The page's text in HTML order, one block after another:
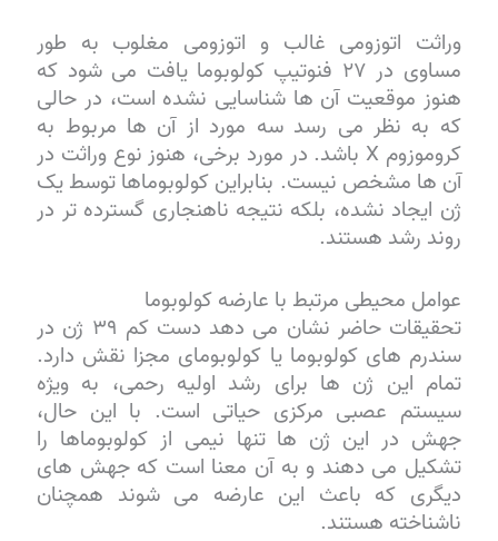
وراثت اتوزومی غالب و اتوزومی مغلوب به طور
مساوی در ۲۷ فنوتیپ کولوبوما یافت می شود که
هنوز موقعیت آن ها شناسایی نشده است، در حالی
که به نظر می رسد سه مورد از آن ها مربوط به
کروموزوم X باشد. در مورد برخی، هنوز نوع وراثت در
آن ها مشخص نیست. بنابراین کولوبوماها توسط یک
ژن ایجاد نشده، بلکه نتیجه ناهنجاری گسترده تر در
روند رشد هستند.
عوامل محیطی مرتبط با عارضه کولوبوما
تحقیقات حاضر نشان می دهد دست کم ۳۹ ژن در
سندرم های کولوبوما یا کولوبومای مجزا نقش دارد.
تمام این ژن ها برای رشد اولیه رحمی، به ویژه
سیستم عصبی مرکزی حیاتی است. با این حال،
جهش در این ژن ها تنها نیمی از کولوبوماها را
تشکیل می دهند و به آن معنا است که جهش های
دیگری که باعث این عارضه می شوند همچنان
ناشناخته هستند.